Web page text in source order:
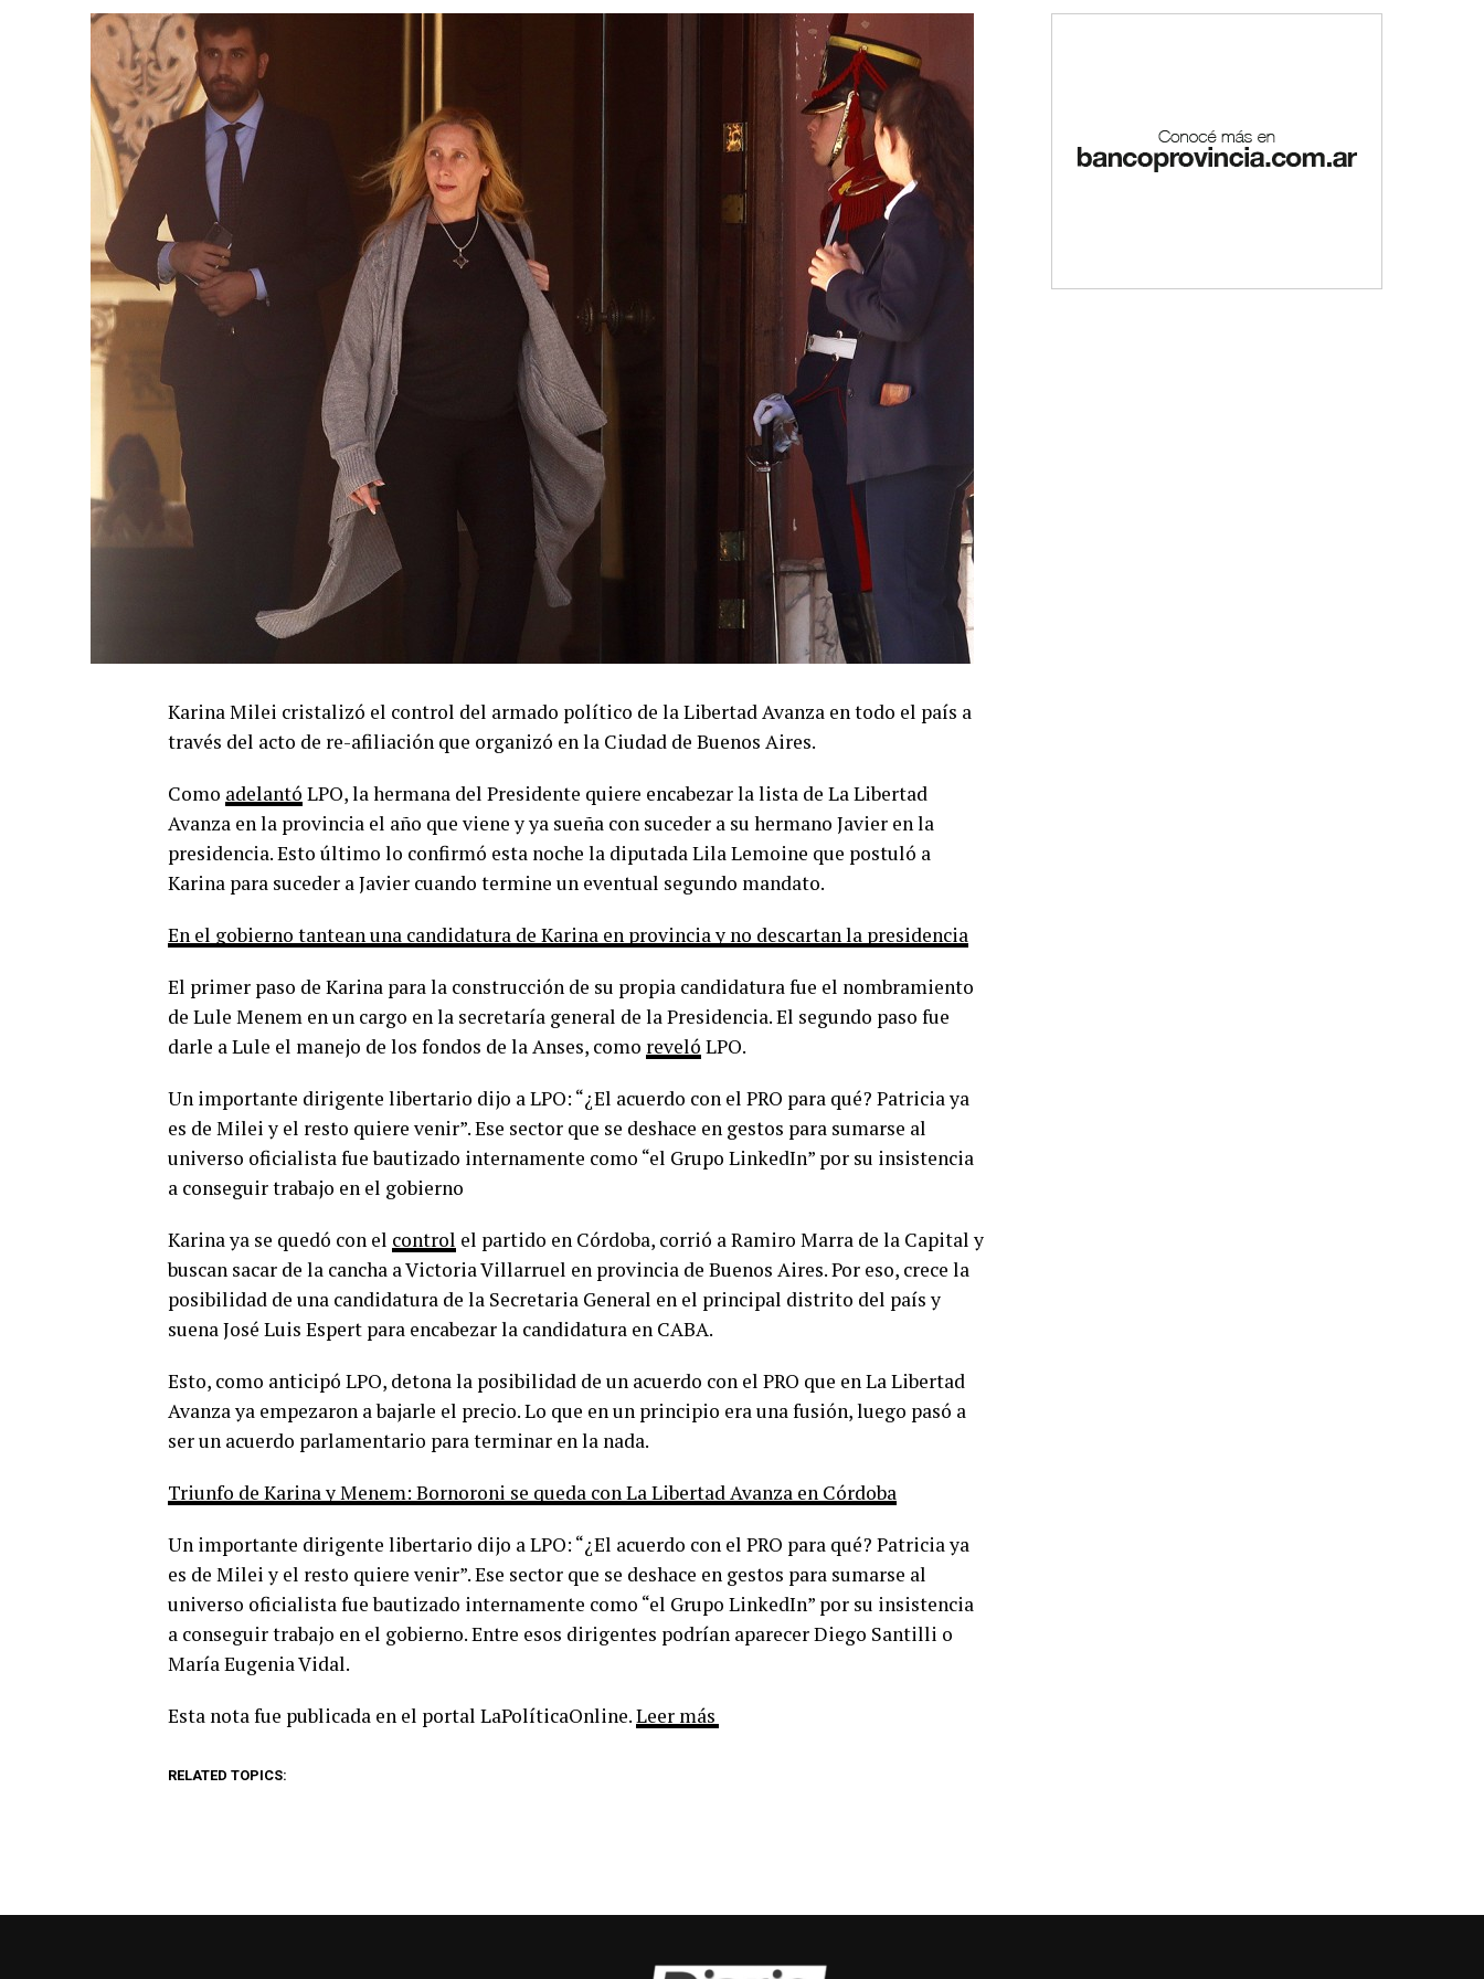
Karina Milei cristalizó el control del armado político de la Libertad Avanza en todo el país a
través del acto de re-afiliación que organizó en la Ciudad de Buenos Aires.
Como adelantó LPO, la hermana del Presidente quiere encabezar la lista de La Libertad
Avanza en la provincia el año que viene y ya sueña con suceder a su hermano Javier en la
presidencia. Esto último lo confirmó esta noche la diputada Lila Lemoine que postuló a
Karina para suceder a Javier cuando termine un eventual segundo mandato.
En el gobierno tantean una candidatura de Karina en provincia y no descartan la presidencia
El primer paso de Karina para la construcción de su propia candidatura fue el nombramiento
de Lule Menem en un cargo en la secretaría general de la Presidencia. El segundo paso fue
darle a Lule el manejo de los fondos de la Anses, como reveló LPO.
Un importante dirigente libertario dijo a LPO: “¿El acuerdo con el PRO para qué? Patricia ya
es de Milei y el resto quiere venir”. Ese sector que se deshace en gestos para sumarse al
universo oficialista fue bautizado internamente como “el Grupo LinkedIn” por su insistencia
a conseguir trabajo en el gobierno
Karina ya se quedó con el control el partido en Córdoba, corrió a Ramiro Marra de la Capital y
buscan sacar de la cancha a Victoria Villarruel en provincia de Buenos Aires. Por eso, crece la
posibilidad de una candidatura de la Secretaria General en el principal distrito del país y
suena José Luis Espert para encabezar la candidatura en CABA.
Esto, como anticipó LPO, detona la posibilidad de un acuerdo con el PRO que en La Libertad
Avanza ya empezaron a bajarle el precio. Lo que en un principio era una fusión, luego pasó a
ser un acuerdo parlamentario para terminar en la nada.
Triunfo de Karina y Menem: Bornoroni se queda con La Libertad Avanza en Córdoba
Un importante dirigente libertario dijo a LPO: “¿El acuerdo con el PRO para qué? Patricia ya
es de Milei y el resto quiere venir”. Ese sector que se deshace en gestos para sumarse al
universo oficialista fue bautizado internamente como “el Grupo LinkedIn” por su insistencia
a conseguir trabajo en el gobierno. Entre esos dirigentes podrían aparecer Diego Santilli o
María Eugenia Vidal.
Esta nota fue publicada en el portal LaPolíticaOnline.Leer más
RELATED TOPICS: